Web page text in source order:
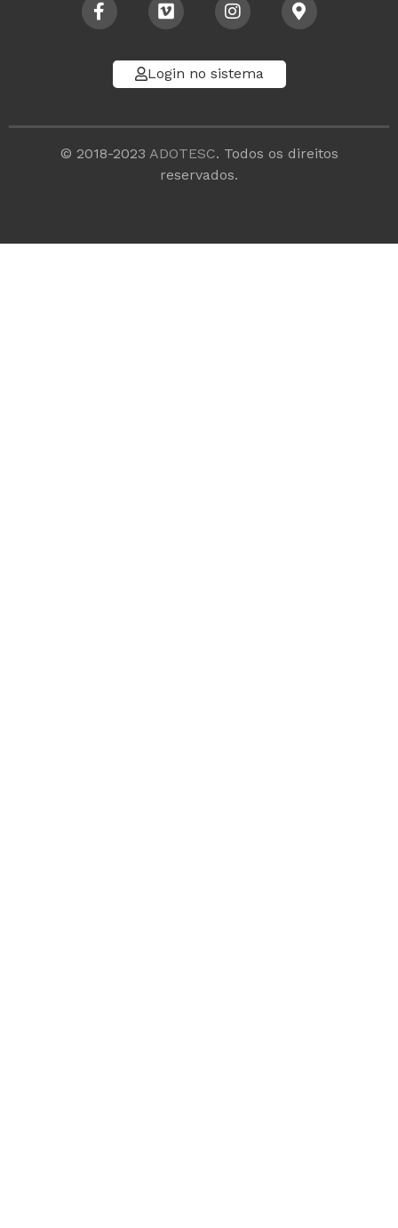
Login no sistema
© 2018-2023 ADOTESC. Todos os direitos
reservados.